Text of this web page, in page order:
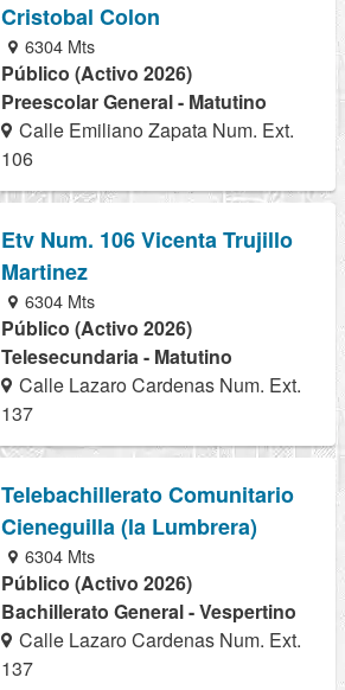
Cristobal Colon
6304 Mts
Público (Activo 2026)
Preescolar General - Matutino
Calle Emiliano Zapata Num. Ext.
106
Etv Num. 106 Vicenta Trujillo
Martinez
6304 Mts
Público (Activo 2026)
Telesecundaria - Matutino
Calle Lazaro Cardenas Num. Ext.
137
Telebachillerato Comunitario
Cieneguilla (la Lumbrera)
6304 Mts
Público (Activo 2026)
Bachillerato General - Vespertino
Calle Lazaro Cardenas Num. Ext.
137